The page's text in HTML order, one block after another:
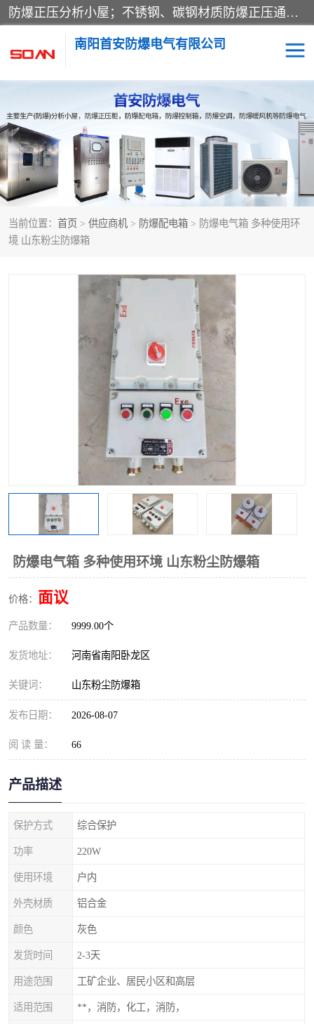
防爆正压分析小屋；不锈钢、碳钢材质防爆正压通风柜，分上下、左右、外挂三种款式；立式、挂式防爆配电柜体；不锈钢、碳钢防爆变频、磁力、星三角启动器；不锈钢、碳钢、铸铝防爆控制箱柜；可操作按键、多块式防爆仪表箱；多材质防爆接线箱；台式防爆电脑、防爆监视器。产品适配石油、化工、煤炭、电力、纺织、酿酒、航天、铁路、冶金、船舶、消防、市政等多行业工况使用。
南阳首安防爆电气有限公司
当前位置： 首页 > 供应商机 > 防爆配电箱 > 防爆电气箱 多种使用环
境 山东粉尘防爆箱
防爆电气箱 多种使用环境 山东粉尘防爆箱
价格： 面议
产品数量： 9999.00个
发货地址： 河南省南阳卧龙区
关键词： 山东粉尘防爆箱
发布日期： 2026-08-07
阅 读 量： 66
产品描述
保护方式 综合保护
功率 220W
使用环境 户内
外壳材质 铝合金
颜色 灰色
发货时间 2-3天
用途范围 工矿企业、居民小区和高层
适用范围 **，消防，化工，消防，
防爆小屋 防爆正压柜
防爆空调 防爆配电箱
防爆控制箱 防爆接线箱
防爆操作柱 防爆监视显示器